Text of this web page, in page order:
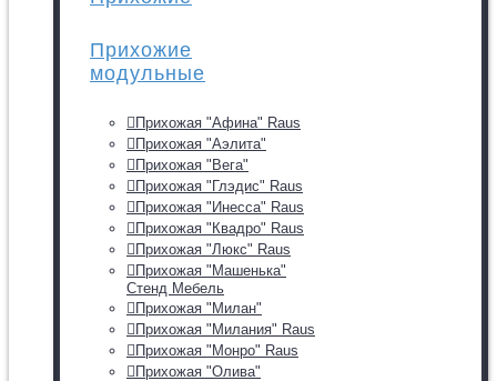
Прихожие
модульные
Прихожая "Афина" Raus
Прихожая "Аэлита"
Прихожая "Вега"
Прихожая "Глэдис" Raus
Прихожая "Инесса" Raus
Прихожая "Квадро" Raus
Прихожая "Люкс" Raus
Прихожая "Машенька"
Стенд Мебель
Прихожая "Милан"
Прихожая "Милания" Raus
Прихожая "Монро" Raus
Прихожая "Олива"